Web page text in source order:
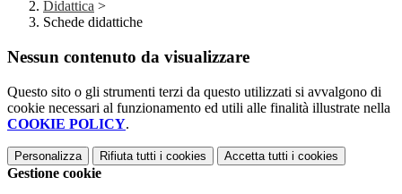
Didattica >
Schede didattiche
Nessun contenuto da visualizzare
Questo sito o gli strumenti terzi da questo utilizzati si avvalgono di
cookie necessari al funzionamento ed utili alle finalità illustrate nella
COOKIE POLICY.
Personalizza Rifiuta tutti i cookies Accetta tutti i cookies
Gestione cookie